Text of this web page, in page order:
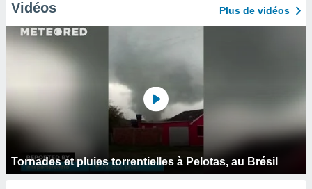
Vidéos Plus de vidéos
Tornades et pluies torrentielles à Pelotas, au Brésil